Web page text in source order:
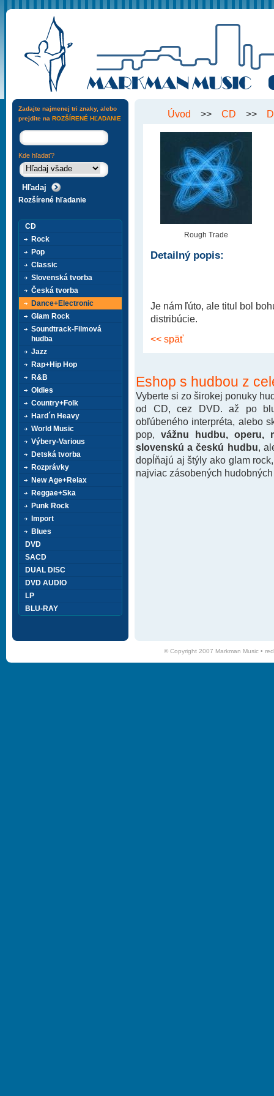
Úvod >> CD >>
Rough Trade
Detailný popis:
Je nám ľúto, ale titul bol
distribúcie.
<< späť
Eshop s hudbou z
Vyberte si zo širokej ponuky
od CD, cez DVD. až po
obľúbeného interpréta, alebo
pop, vážnu hudbu, operu,
slovenskú a českú hudbu ,
dopĺňajú aj štýly ako glam
najviac zásobených
Zadajte najmenej tri znaky, alebo
prejdite na ROZŠÍRENÉ HĽADANIE
Kde hľadať?
Rozšírené hľadanie
CD
Rock
Pop
Classic
Slovenská tvorba
Česká tvorba
Dance+Electronic
Glam Rock
Soundtrack-Filmová
hudba
Jazz
Rap+Hip Hop
R&B
Oldies
Country+Folk
Hard´n Heavy
World Music
Výbery-Various
Detská tvorba
Rozprávky
New Age+Relax
Reggae+Ska
Punk Rock
Import
Blues
DVD
SACD
DUAL DISC
DVD AUDIO
LP
BLU-RAY
© Copyright 2007 Markman Music •